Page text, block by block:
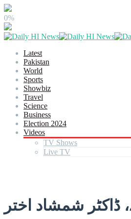
0%
Latest
Pakistan
World
Sports
Showbiz
Travel
Science
Business
Election 2024
Videos
TV Shows
Live TV
شمشاد اختر